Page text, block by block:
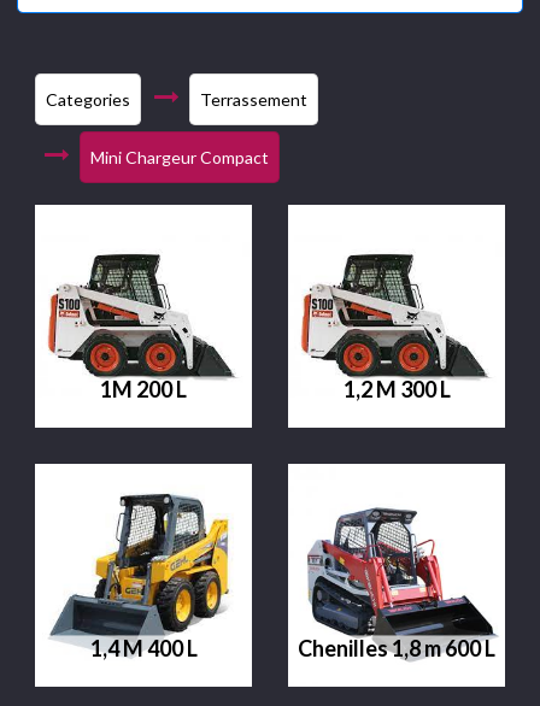
Categories Terrassement
Mini Chargeur Compact
1M 200 L 1,2 M 300 L
1,4 M 400 L Chenilles 1,8 m 600 L